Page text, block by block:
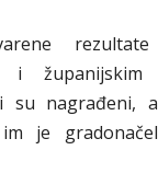
i
su nagrađeni,
je